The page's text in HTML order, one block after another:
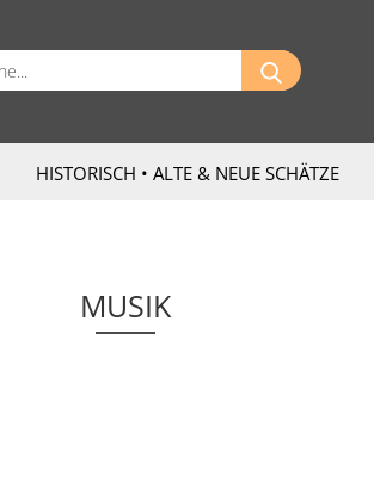
Suche...
HISTORISCH • ALTE & NEUE SCHÄTZE
MUSIK